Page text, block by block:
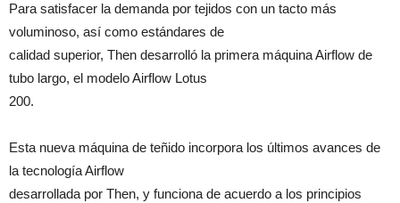
Para satisfacer la demanda por tejidos con un tacto más
voluminoso, así como estándares de
calidad superior, Then desarrolló la primera máquina Airflow de
tubo largo, el modelo Airflow Lotus
200.
Esta nueva máquina de teñido incorpora los últimos avances de
la tecnología Airflow
desarrollada por Then, y funciona de acuerdo a los principios